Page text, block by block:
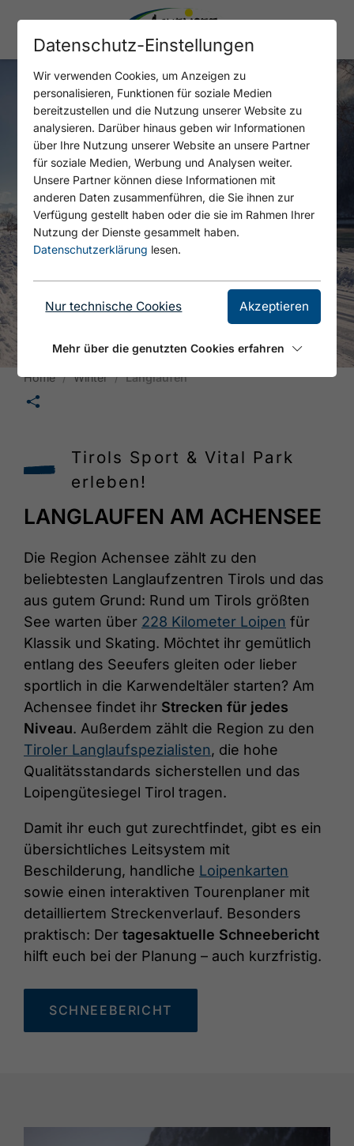
Home Winter Langlaufen
🛄
Tirols Sport & Vital Park
erleben!
LANGLAUFEN AM ACHENSEE
Die Region Achensee zählt zu den
beliebtesten Langlaufzentren Tirols und das
aus gutem Grund: Rund um Tirols größten
See warten über 228 Kilometer Loipen für
Klassik und Skating. Möchtet ihr gemütlich
entlang des Seeufers gleiten oder lieber
sportlich in die Karwendeltäler starten? Am
Achensee findet ihr Strecken für jedes
Niveau. Außerdem zählt die Region zu den
Tiroler Langlaufspezialisten, die hohe
Qualitätsstandards sicherstellen und das
Loipengütesiegel Tirol tragen.
Damit ihr euch gut zurechtfindet, gibt es ein
übersichtliches Leitsystem mit
Beschilderung, handliche Loipenkarten
sowie einen interaktiven Tourenplaner mit
detailliertem Streckenverlauf. Besonders
praktisch: Der tagesaktuelle Schneebericht
hilft euch bei der Planung – auch kurzfristig.
SCHNEEBERICHT
Datenschutz-Einstellungen
Wir verwenden Cookies, um Anzeigen zu
personalisieren, Funktionen für soziale Medien
bereitzustellen und die Nutzung unserer Website zu
analysieren. Darüber hinaus geben wir Informationen
über Ihre Nutzung unserer Website an unsere Partner
für soziale Medien, Werbung und Analysen weiter.
Unsere Partner können diese Informationen mit
anderen Daten zusammenführen, die Sie ihnen zur
Verfügung gestellt haben oder die sie im Rahmen Ihrer
Nutzung der Dienste gesammelt haben.
Datenschutzerklärung lesen.
Nur technische Cookies Akzeptieren
Mehr über die genutzten Cookies erfahren